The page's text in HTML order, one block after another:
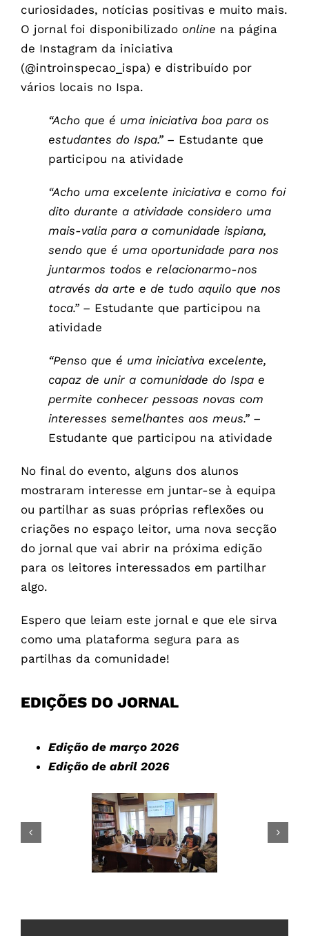
curiosidades, notícias positivas e muito mais.
O jornal foi disponibilizado online na página
de Instagram da iniciativa
(@introinspecao_ispa) e distribuído por
vários locais no Ispa.
“Acho que é uma iniciativa boa para os
estudantes do Ispa.” – Estudante que
participou na atividade
“Acho uma excelente iniciativa e como foi
dito durante a atividade considero uma
mais-valia para a comunidade ispiana,
sendo que é uma oportunidade para nos
juntarmos todos e relacionarmo-nos
através da arte e de tudo aquilo que nos
toca.” – Estudante que participou na
atividade
“Penso que é uma iniciativa excelente,
capaz de unir a comunidade do Ispa e
permite conhecer pessoas novas com
interesses semelhantes aos meus.” –
Estudante que participou na atividade
No final do evento, alguns dos alunos
mostraram interesse em juntar-se à equipa
ou partilhar as suas próprias reflexões ou
criações no espaço leitor, uma nova secção
do jornal que vai abrir na próxima edição
para os leitores interessados em partilhar
algo.
Espero que leiam este jornal e que ele sirva
como uma plataforma segura para as
partilhas da comunidade!
EDIÇÕES DO JORNAL
Edição de março 2026
Edição de abril 2026